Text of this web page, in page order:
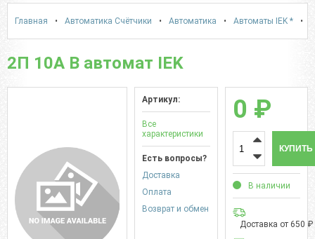
Главная • Автоматика Счётчики • Автоматика • Автоматы IEK * •
2П 10А B автомат IEK
Артикул:
Все
характеристики
Есть вопросы?
Доставка
Оплата
Возврат и обмен
0 ₽
КУПИТЬ
В наличии
Доставка от 650 ₽